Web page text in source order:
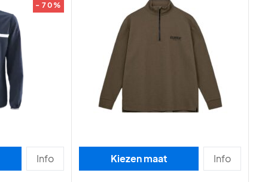
- 70%
Info Kiezen maat Info